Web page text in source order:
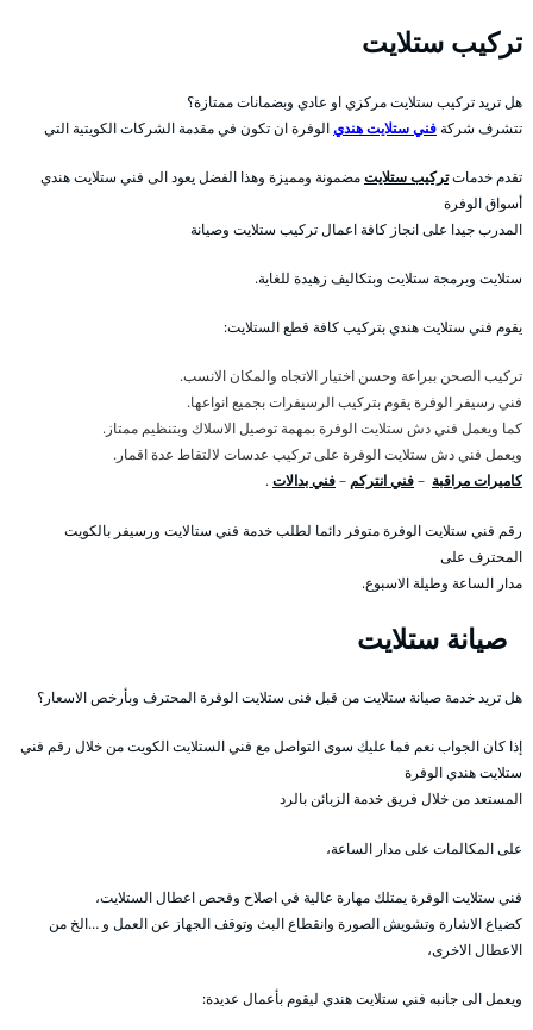
تركيب ستلايت
هل تريد تركيب ستلايت مركزي او عادي وبضمانات ممتازة؟
تتشرف شركةفني ستلايت هنديالوفرة ان تكون في مقدمة الشركات الكويتية التي
تقدم خدماتتركيب ستلايتمضمونة ومميزة وهذا الفضل يعود الى فني ستلايت هندي
أسواق الوفرة
المدرب جيدا على انجاز كافة اعمال تركيب ستلايت وصيانة
ستلايت وبرمجة ستلايت وبتكاليف زهيدة للغاية.
يقوم فني ستلايت هندي بتركيب كافة قطع الستلايت:
تركيب الصحن ببراعة وحسن اختيار الاتجاه والمكان الانسب.
فني رسيفر الوفرة يقوم بتركيب الرسيفرات بجميع انواعها.
كما ويعمل فني دش ستلايت الوفرة بمهمة توصيل الاسلاك وبتنظيم ممتاز.
ويعمل فني دش ستلايت الوفرة على تركيب عدسات لالتقاط عدة اقمار.
كاميرات مراقبة –فني انتركم –فني بدالات.
رقم فني ستلايت الوفرة متوفر دائما لطلب خدمة فني ستالايت ورسيفر بالكويت
المحترف على
مدار الساعة وطيلة الاسبوع.
صيانة ستلايت
هل تريد خدمة صيانة ستلايت من قبل فنى ستلايت الوفرة المحترف وبأرخص الاسعار؟
إذا كان الجواب نعم فما عليك سوى التواصل مع فني الستلايت الكويت من خلال رقم فني
ستلايت هندي الوفرة
المستعد من خلال فريق خدمة الزبائن بالرد
على المكالمات على مدار الساعة،
فني ستلايت الوفرة يمتلك مهارة عالية في اصلاح وفحص اعطال الستلايت،
كضياع الاشارة وتشويش الصورة وانقطاع البث وتوقف الجهاز عن العمل و …الخ من
الاعطال الاخرى،
ويعمل الى جانبه فني ستلايت هندي ليقوم بأعمال عديدة: